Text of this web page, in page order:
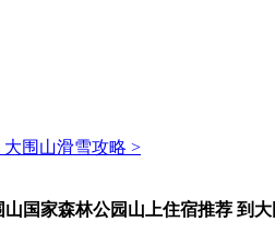
大围山滑雪攻略 >
山国家森林公园山上住宿推荐 到